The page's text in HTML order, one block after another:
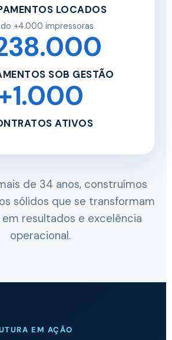
LOCADOS
+4.000 impressoras
SOB GESTÃO
ATIVOS
de 34 anos, construímos
sólidos que se transformam
resultados e excelência
operacional.
EM AÇÃO